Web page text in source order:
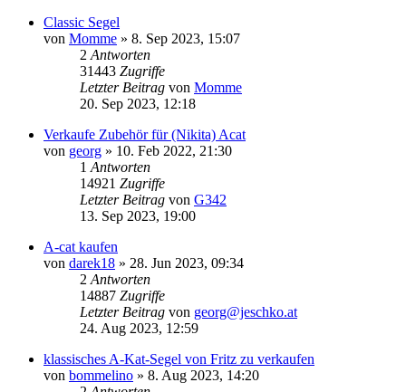
Classic Segel
von Momme » 8. Sep 2023, 15:07
2 Antworten
31443 Zugriffe
Letzter Beitrag von Momme
20. Sep 2023, 12:18
Verkaufe Zubehör für (Nikita) Acat
von georg » 10. Feb 2022, 21:30
1 Antworten
14921 Zugriffe
Letzter Beitrag von G342
13. Sep 2023, 19:00
A-cat kaufen
von darek18 » 28. Jun 2023, 09:34
2 Antworten
14887 Zugriffe
Letzter Beitrag von georg@jeschko.at
24. Aug 2023, 12:59
klassisches A-Kat-Segel von Fritz zu verkaufen
von bommelino » 8. Aug 2023, 14:20